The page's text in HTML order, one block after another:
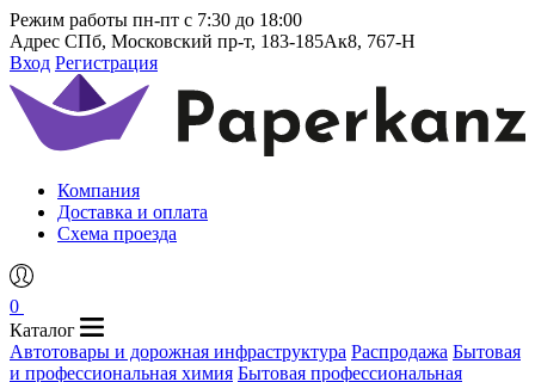
Режим работы пн-пт с 7:30 до 18:00
Адрес СПб, Московский пр-т, 183-185Ак8, 767-Н
Вход Регистрация
Компания
Доставка и оплата
Схема проезда
0
Каталог
Автотовары и дорожная инфраструктура Распродажа Бытовая
и профессиональная химия Бытовая профессиональная